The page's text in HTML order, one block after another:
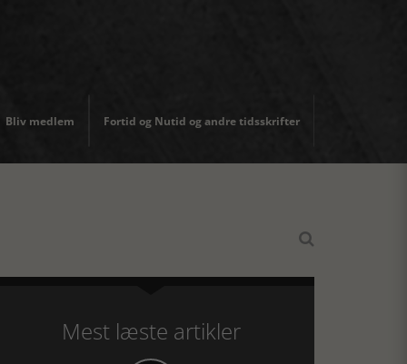
Bliv medlem Fortid og Nutid og andre tidsskrifter

Mest læste artikler